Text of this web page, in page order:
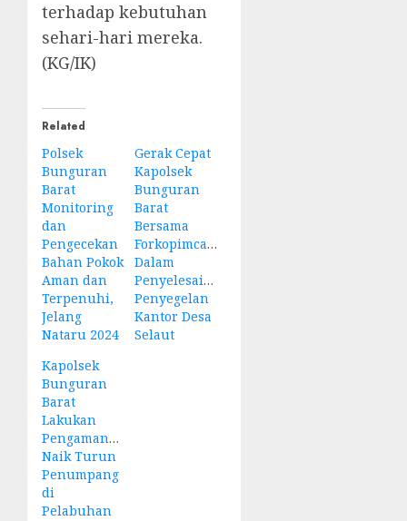
terhadap kebutuhan
sehari-hari mereka.
(KG/IK)
Related
Polsek
Bunguran
Barat
Monitoring
dan
Pengecekan
Bahan Pokok
Aman dan
Terpenuhi,
Jelang
Nataru 2024
Gerak Cepat
Kapolsek
Bunguran
Barat
Bersama
Forkopimcam
Dalam
Penyelesaian
Penyegelan
Kantor Desa
Selaut
Kapolsek
Bunguran
Barat
Lakukan
Pengamanan
Naik Turun
Penumpang
di
Pelabuhan